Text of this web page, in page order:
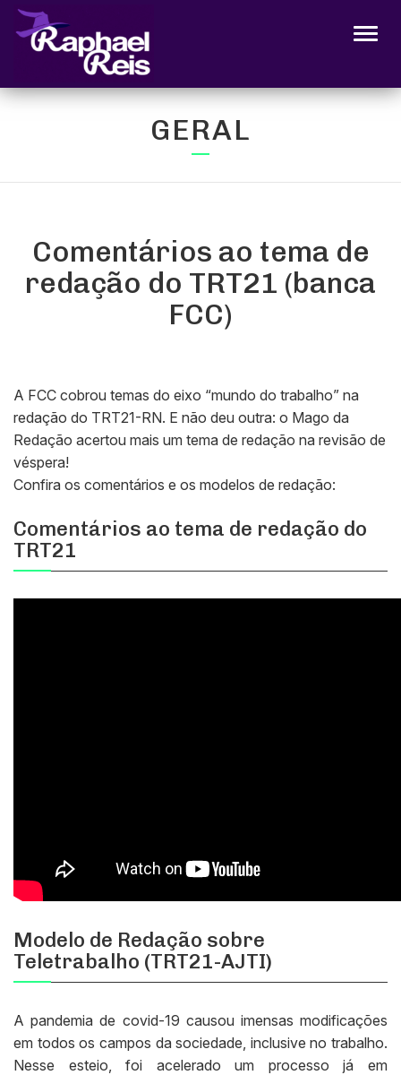
GERAL
Comentários ao tema de
redação do TRT21 (banca
FCC)
A FCC cobrou temas do eixo “mundo do trabalho” na
redação do TRT21-RN. E não deu outra: o Mago da
Redação acertou mais um tema de redação na revisão de
véspera!
Confira os comentários e os modelos de redação:
Comentários ao tema de redação do
TRT21
Modelo de Redação sobre
Teletrabalho (TRT21-AJTI)
A pandemia de covid-19 causou imensas modificações
em todos os campos da sociedade, inclusive no trabalho.
Nesse esteio, foi acelerado um processo já em